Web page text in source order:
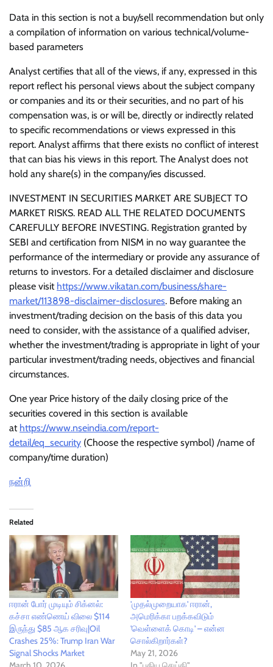
Data in this section is not a buy/sell recommendation but only
a compilation of information on various technical/volume-
based parameters
Analyst certifies that all of the views, if any, expressed in this
report reflect his personal views about the subject company
or companies and its or their securities, and no part of his
compensation was, is or will be, directly or indirectly related
to specific recommendations or views expressed in this
report. Analyst affirms that there exists no conflict of interest
that can bias his views in this report. The Analyst does not
hold any share(s) in the company/ies discussed.
INVESTMENT IN SECURITIES MARKET ARE SUBJECT TO
MARKET RISKS. READ ALL THE RELATED DOCUMENTS
CAREFULLY BEFORE INVESTING. Registration granted by
SEBI and certification from NISM in no way guarantee the
performance of the intermediary or provide any assurance of
returns to investors. For a detailed disclaimer and disclosure
please visit https://www.vikatan.com/business/share-
market/113898-disclaimer-disclosures. Before making an
investment/trading decision on the basis of this data you
need to consider, with the assistance of a qualified adviser,
whether the investment/trading is appropriate in light of your
particular investment/trading needs, objectives and financial
circumstances.
One year Price history of the daily closing price of the
securities covered in this section is available
at https://www.nseindia.com/report-
detail/eq_security (Choose the respective symbol) /name of
company/time duration)
நன்றி
Related
ஈரான் போர் முடியும் சிக்னல்:
கச்சா எண்ணெய் விலை $114
இருந்து $85 ஆக சரிவு|Oil
Crashes 25%: Trump Iran War
Signal Shocks Market
'முதல்முறையாக' ஈரான்,
அமெரிக்கா பறக்கவிடும்
'வெள்ளைக் கொடி' – என்ன
சொல்கிறார்கள்?
May 21, 2026